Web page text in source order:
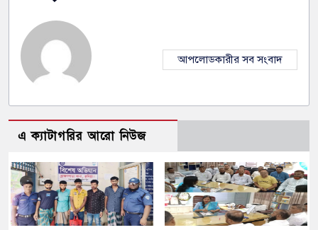
আপলোডকারীর সব সংবাদ
এ ক্যাটাগরির আরো নিউজ